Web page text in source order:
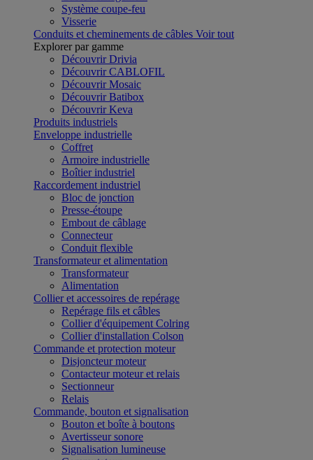
Système coupe-feu
Visserie
Conduits et cheminements de câbles Voir tout
Explorer par gamme
Découvrir Drivia
Découvrir CABLOFIL
Découvrir Mosaic
Découvrir Batibox
Découvrir Keva
Produits industriels
Enveloppe industrielle
Coffret
Armoire industrielle
Boîtier industriel
Raccordement industriel
Bloc de jonction
Presse-étoupe
Embout de câblage
Connecteur
Conduit flexible
Transformateur et alimentation
Transformateur
Alimentation
Collier et accessoires de repérage
Repérage fils et câbles
Collier d'équipement Colring
Collier d'installation Colson
Commande et protection moteur
Disjoncteur moteur
Contacteur moteur et relais
Sectionneur
Relais
Commande, bouton et signalisation
Bouton et boîte à boutons
Avertisseur sonore
Signalisation lumineuse